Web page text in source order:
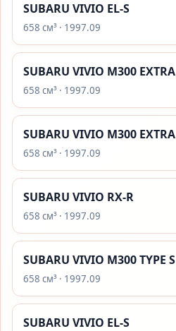
SUBARU VIVIO EL-S
658 см³ · 1997.09
SUBARU VIVIO M300 EXTRA
658 см³ · 1997.09
SUBARU VIVIO M300 EXTRA
658 см³ · 1997.09
SUBARU VIVIO RX-R
658 см³ · 1997.09
SUBARU VIVIO M300 TYPE S
658 см³ · 1997.09
SUBARU VIVIO EL-S